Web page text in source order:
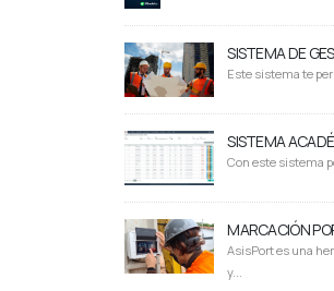
SISTEMA DE
Este sistema te
SISTEMA
Con este sistema
MARCACIÓN
AsisPort es una
y...